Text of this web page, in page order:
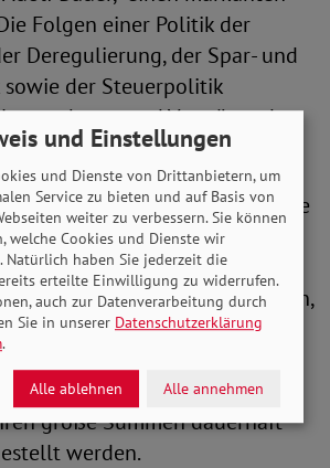
Folgen einer Politik der
Deregulierung, der Spar- und
der Steuerpolitik
und Vermögenden
deutlich geworden.
stärker spürbar werdende
riesige Herausforderung.
erfordert Investitionen. Für
natürlichen Lebensgrundlagen,
einer sozial gerechten
für die sozial-ökologische
Wirtschaft müssen in den
große Summen dauerhaft
werden.
und Einstellungen
und Dienste von Drittanbietern, um
Service zu bieten und auf Basis von
weiter zu verbessern. Sie können
welche Cookies und Dienste wir
Natürlich haben Sie jederzeit die
erteilte Einwilligung zu widerrufen.
auch zur Datenverarbeitung durch
Sie in unserer Datenschutzerklärung
.
Alle ablehnen Alle annehmen